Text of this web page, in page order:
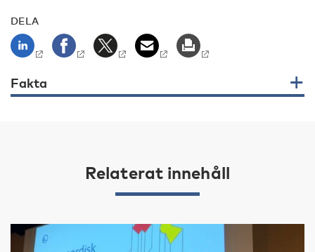
DELA
Fakta
Relaterat innehåll